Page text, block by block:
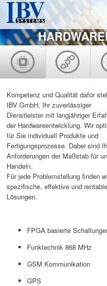
Kompetenz und Qualität­ dafür
IBV GmbH, Ihr zuverlässiger
Dienstleister mit langjähriger
der Hardwareentwicklung. Wir
für Sie individuell Produkte und
Fertigungsprozesse. Dabei sind
Anforderungen der Maßstab für
Handeln.
Für jede Problemstellung finden
spezifische, effektive und rentable
Lösungen.
FPGA basierte
Funktechnik 868 MHz
GSM Kommunikation
GPS